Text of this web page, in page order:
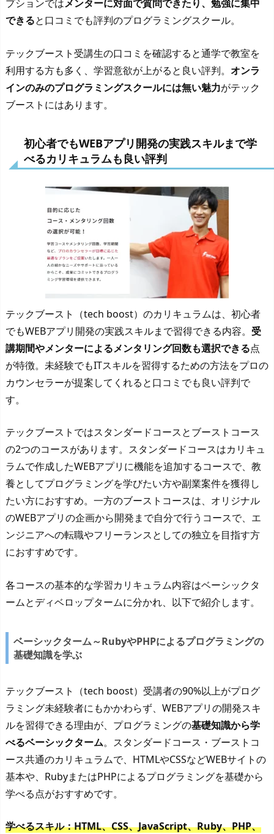
プションではメンターに対面で質問できたり、勉強に集中
できると口コミでも評判のプログラミングスクール。
テックブースト受講生の口コミを確認すると通学で教室を
利用する方も多く、学習意欲が上がると良い評判。 オンラ
インのみのプログラミングスクールには無い魅力がテック
ブーストにはあります。
初心者でもWEBアプリ開発の実践スキルまで学
べるカリキュラムも良い評判
テックブースト（tech boost）のカリキュラムは、初心者
でもWEBアプリ開発の実践スキルまで習得できる内容。 受
講期間やメンターによるメンタリング回数も選択できる点
が特徴。未経験でもITスキルを習得するための方法をプロの
カウンセラーが提案してくれると口コミでも良い評判で
す。
テックブーストではスタンダードコースとブーストコース
の2つのコースがあります。スタンダードコースはカリキュ
ラムで作成したWEBアプリに機能を追加するコースで、教
養としてプログラミングを学びたい方や副業案件を獲得し
たい方におすすめ。一方のブーストコースは、オリジナル
のWEBアプリの企画から開発まで自分で行うコースで、エ
ンジニアへの転職やフリーランスとしての独立を目指す方
におすすめです。
各コースの基本的な学習カリキュラム内容はベーシックタ
ームとディベロップタームに分かれ、以下で紹介します。
ベーシックターム～RubyやPHPによるプログラミングの
基礎知識を学ぶ
テックブースト（tech boost）受講者の90%以上がプログ
ラミング未経験者にもかかわらず、WEBアプリの開発スキ
ルを習得できる理由が、プログラミングの基礎知識から学
べるベーシックターム。スタンダードコース・ブーストコ
ース共通のカリキュラムで、HTMLやCSSなどWEBサイトの
基本や、RubyまたはPHPによるプログラミングを基礎から
学べる点がおすすめです。
学べるスキル：HTML、CSS、JavaScript、Ruby、PHP、